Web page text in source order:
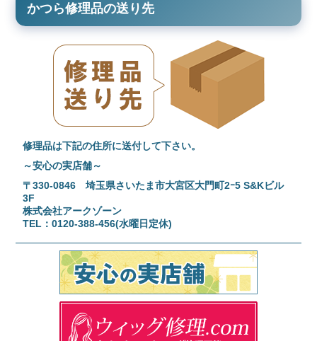
かつら修理品の送り先
修理品は下記の住所に送付して下さい。
～安心の実店舗～
〒330-0846 埼玉県さいたま市大宮区大門町2ｰ5 S&Kビル
3F
株式会社アークゾーン
TEL：0120-388-456(水曜日定休)